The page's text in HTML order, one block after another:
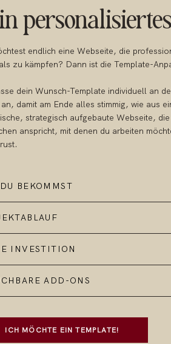
endlich eine Webseite, die
zu kämpfen? Dann ist die Template-
dein Wunsch-Template individuell an
damit am Ende alles stimmig, wie aus
strategisch aufgebaute Webseite,
anspricht, mit denen du arbeiten
BEKOMMST
INVESTITION
ADD-ONS
ICH MÖCHTE EIN TEMPLATE!